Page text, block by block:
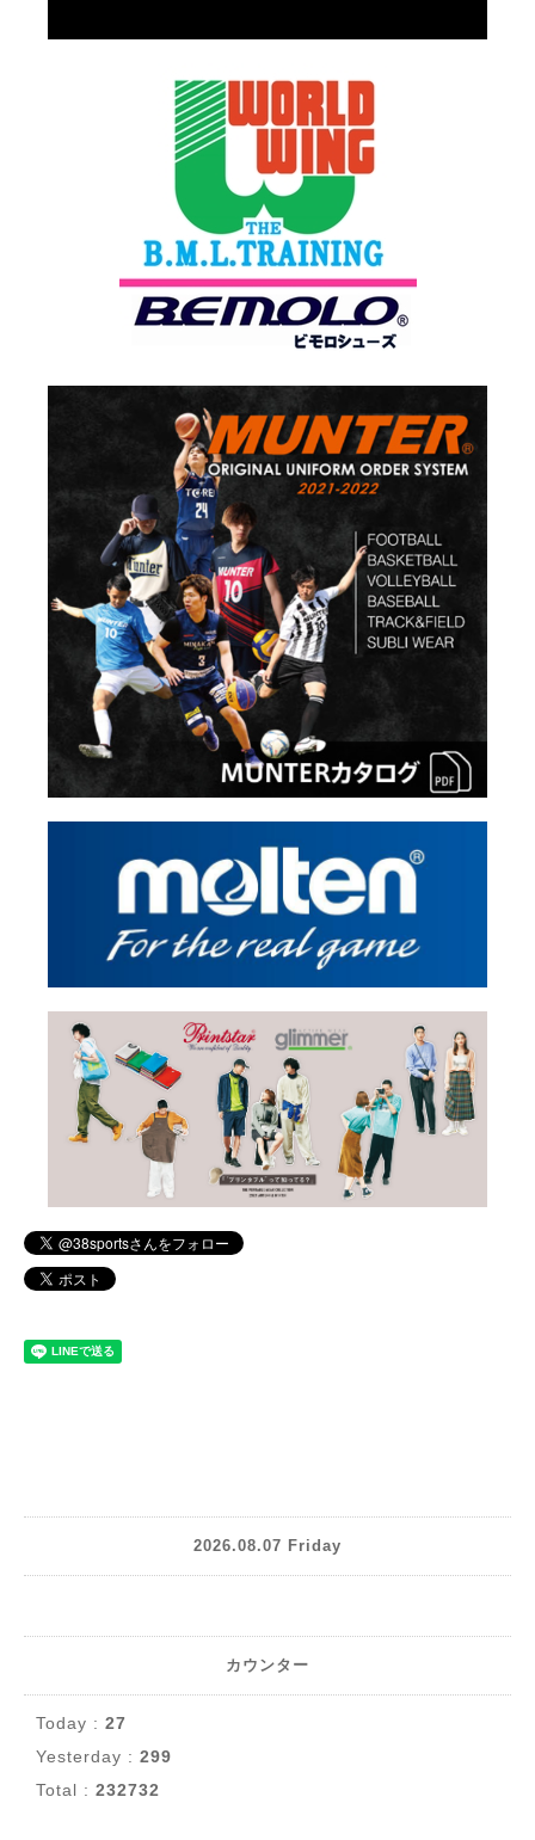
2026.08.07 Friday
カウンター
Today : 27
Yesterday : 299
Total : 232732